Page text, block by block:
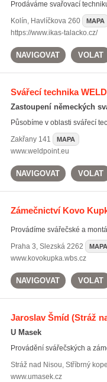
Prodáváme svařovací
Kolín, Havlíčkova 260 MAPA
https://www.ikas-talacko.cz/
NAVIGOVAT VOLAT
Svářecí technika
Zastoupení německých
Působíme v oblasti svářecí
Zakřany141 MAPA
www.weldpoint.eu
NAVIGOVAT VOLAT
Zámečnictví Kovo
Provádíme svářečské a
Praha 3, Slezská 2262 MAPA
www.kovokupka.wbs.cz
NAVIGOVAT VOLAT
Jaroslav Šmíd(Stráž
U Masek
Provádění svářečských a
Stráž nad Nisou, Stříbrný
www.umasek.cz